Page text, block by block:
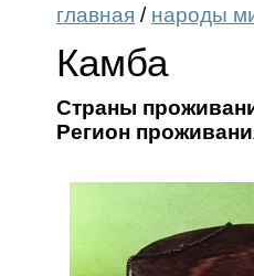
главная / народы
Камба
Страны
Регион